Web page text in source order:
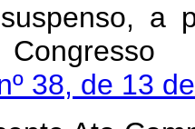
a
38, de 13